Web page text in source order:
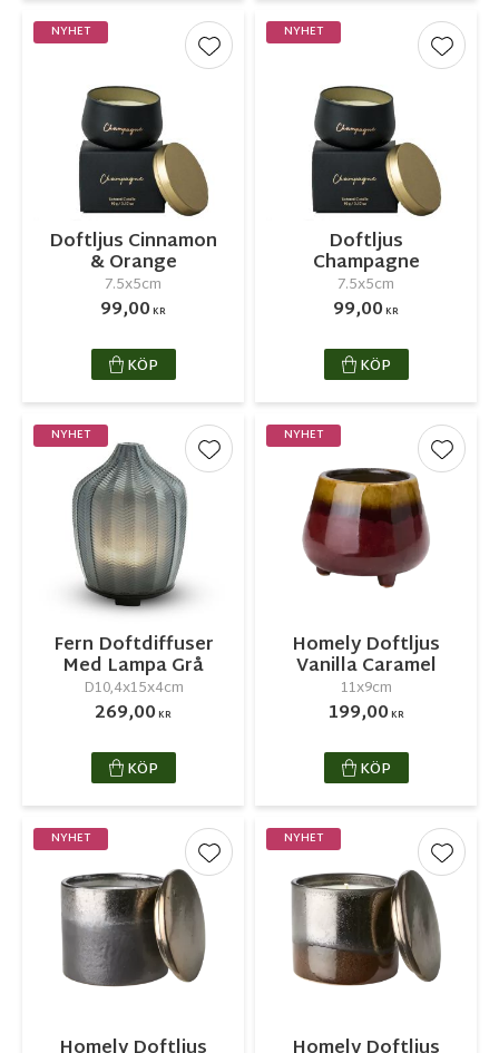
Doftljus Cinnamon
& Orange
7.5x5cm
99,00KR
NYHET
Lägg till i favoriter
KÖP
Doftljus
Champagne
7.5x5cm
99,00KR
NYHET
Lägg
KÖP
Fern Doftdiffuser
Med Lampa Grå
D10,4x15x4cm
269,00KR
NYHET
Lägg till i favoriter
KÖP
Homely Doftljus
Vanilla Caramel
11x9cm
199,00KR
NYHET
Lägg
KÖP
NYHET
Lägg till i favoriter
NYHET
Lägg